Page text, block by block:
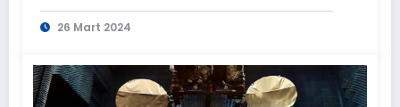
26 Mart 2024